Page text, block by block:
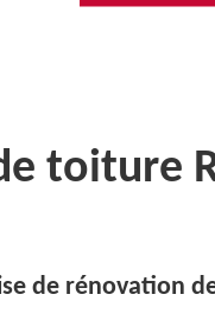
toiture
de rénovation